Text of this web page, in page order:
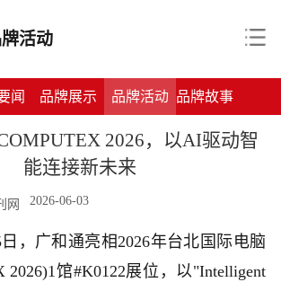
活动
闻 品牌展示 品牌活动 品牌故事
2026，以AI驱动智
能连接新未来
网 2026-06-03
广和通亮相2026年台北国际电脑
2026)1馆#K0122展位，以"Intelligent